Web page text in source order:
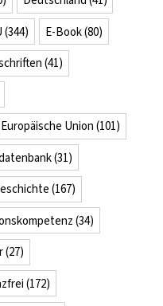
(344) E-Book(80)
(41)
Europäische Union (101)
(31)
(167)
(34)
(27)
(172)